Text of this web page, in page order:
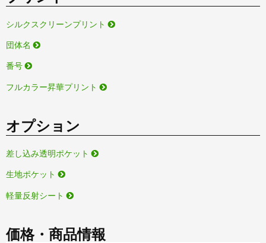
シルクスクリーンプリント
団体名
番号
フルカラー昇華プリント
オプション
差し込み透明ポケット
生地ポケット
軽量反射シート
価格・商品情報